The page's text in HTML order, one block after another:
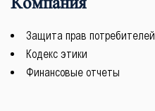
Компания
Защита прав потребителей
Кодекс этики
Финансовые отчеты